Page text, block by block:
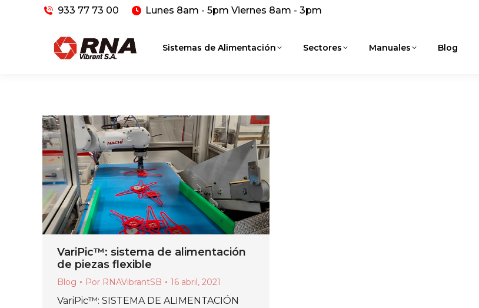
933 77 73 00 Lunes 8am - 5pm Viernes 8am - 3pm
Sistemas de Alimentación Sectores Manuales Blog
VariPic™: sistema de alimentación
de piezas flexible
Blog Por RNAVibrantSB 16 abril, 2021
VariPic™: SISTEMA DE ALIMENTACIÓN